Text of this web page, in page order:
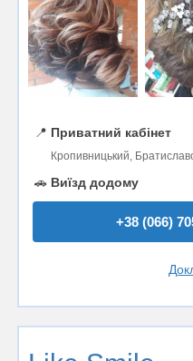
📍 Приватний кабінет
Кропивницький,
🚗 Виїзд додому
+38 (066)